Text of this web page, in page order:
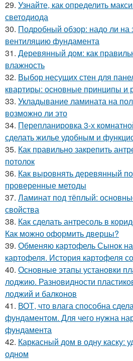
29. Узнайте, как определить
светодиода
30. Подробный обзор: надо ли на
вентиляцию фундамента
31. Деревянный дом: как
влажность
32. Выбор несущих стен для
квартиры: основные принципы и
33. Укладывание ламината на
возможно ли это
34. Перепланировка 3-х
сделать жилье удобным и
35. Как правильно закрепить
потолок
36. Как выровнять деревянный
проверенные методы
37. Ламинат под тёплый:
свойства
38. Как сделать антресоль в
Как можно оформить дверцы?
39. Обменяю картофель Сынок на
картофеля. История картофеля
40. Основные этапы установки
лоджию. Разновидности
лоджий и балконов
41. ВОТ, что влага способна
фундаментом. Для чего нужна
фундамента
42. Каркасный дом в одну каску:
одном